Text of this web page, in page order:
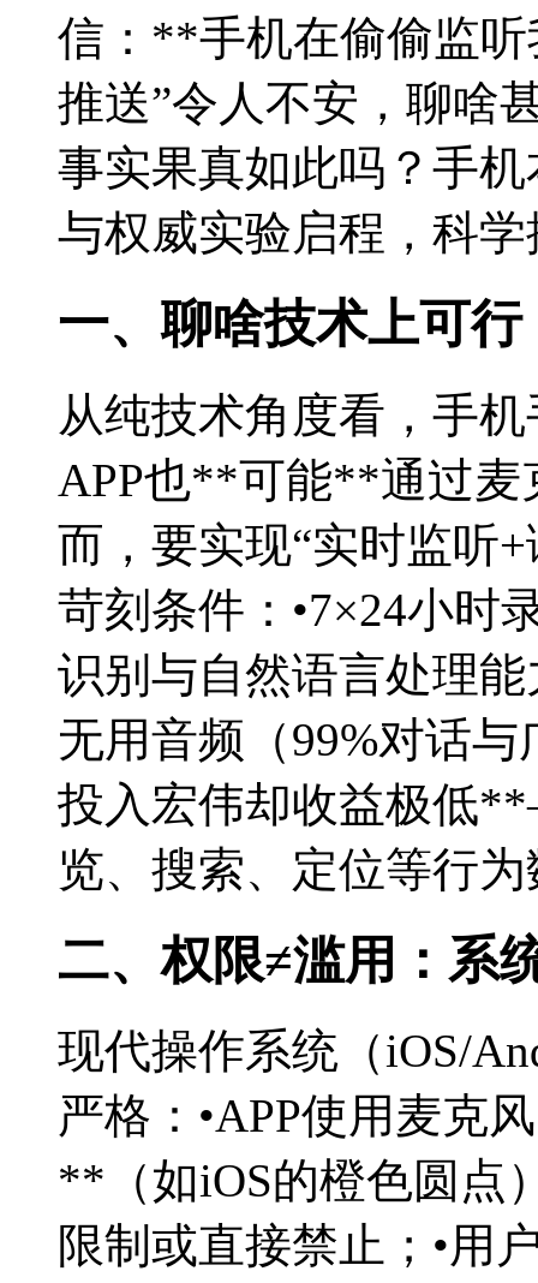
信：**手机在偷偷监
推送”令人不安，聊啥
事实果真如此吗？手
与权威实验启程，科学
一、聊啥技术上可
从纯技术角度看，手
APP也**可能**通过麦
而，要实现“实时监听
苛刻条件：•7×24小时
识别与自然语言处理
无用音频（99%对话
投入宏伟却收益极低
览、搜索、定位等行
二、权限≠滥用：系
现代操作系统（iOS/
严格：•APP使用麦克
**（如iOS的橙色圆点
限制或直接禁止；•用